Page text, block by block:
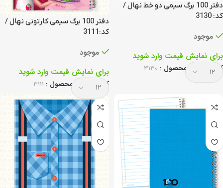
دفتر 100 برگ سیمی دو خط نهال /
کد: 3130
موجود
برای نمایش قیمت وارد شوید
کد انحصاری محصول : 3130
دفتر 100 برگ سیمی کارتونی نهال /
کد:3111
موجود
برای نمایش قیمت وارد شوید
کد انحصاری محصول : 3111